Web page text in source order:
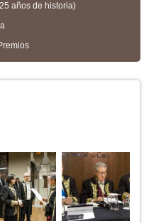
años de historia)